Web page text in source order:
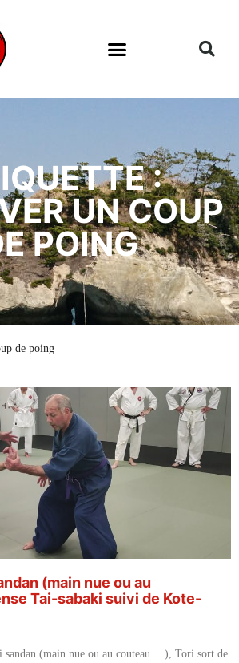
:
UN COUP
POING
de poing
(main nue ou au
Tai-sabaki suivi de Kote-
sandan (main nue ou au couteau …), Tori sort de